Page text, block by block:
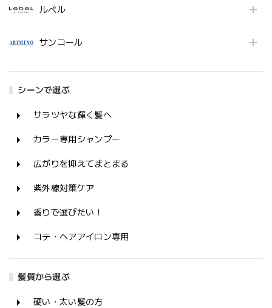
ルベル
サンコール
シーンで選ぶ
サラツヤな輝く髪へ
カラー専用シャンプー
広がりを抑えてまとまる
紫外線対策ケア
香りで選びたい！
コテ・ヘアアイロン専用
髪質から選ぶ
硬い・太い髪の方